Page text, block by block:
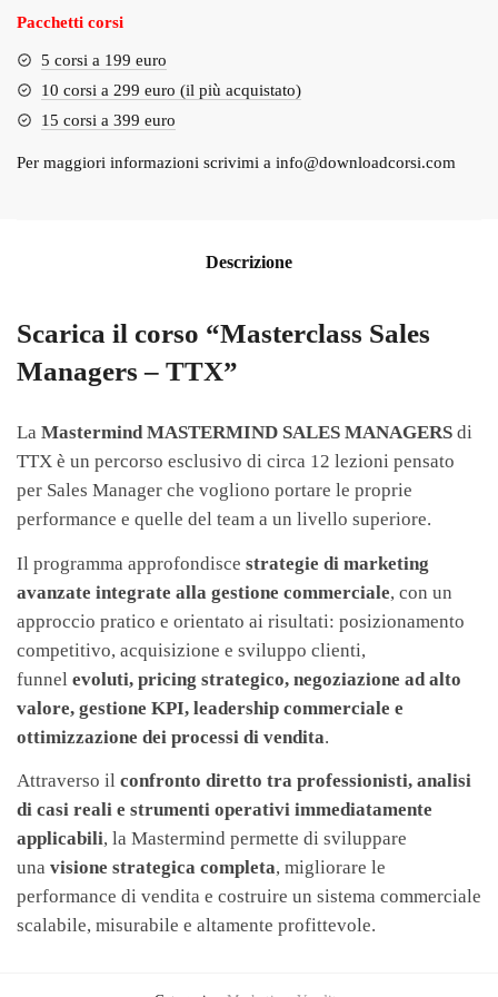
Pacchetti corsi
5 corsi a 199 euro
10 corsi a 299 euro (il più acquistato)
15 corsi a 399 euro
Per maggiori informazioni scrivimi a info@downloadcorsi.com
Descrizione
Scarica il corso “Masterclass Sales
Managers – TTX”
La Mastermind MASTERMIND SALES MANAGERS di
TTX è un percorso esclusivo di circa 12 lezioni pensato
per Sales Manager che vogliono portare le proprie
performance e quelle del team a un livello superiore.
Il programma approfondisce strategie di marketing
avanzate integrate alla gestione commerciale, con un
approccio pratico e orientato ai risultati: posizionamento
competitivo, acquisizione e sviluppo clienti,
funnel evoluti, pricing strategico, negoziazione ad alto
valore, gestione KPI, leadership commerciale e
ottimizzazione dei processi di vendita.
Attraverso il confronto diretto tra professionisti, analisi
di casi reali e strumenti operativi immediatamente
applicabili, la Mastermind permette di sviluppare
una visione strategica completa, migliorare le
performance di vendita e costruire un sistema commerciale
scalabile, misurabile e altamente profittevole.